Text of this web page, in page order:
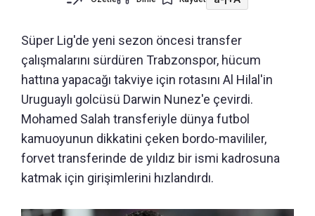
Süper Lig'de yeni sezon öncesi transfer
çalışmalarını sürdüren Trabzonspor, hücum
hattına yapacağı takviye için rotasını Al Hilal'in
Uruguaylı golcüsü Darwin Nunez'e çevirdi.
Mohamed Salah transferiyle dünya futbol
kamuoyunun dikkatini çeken bordo-mavililer,
forvet transferinde de yıldız bir ismi kadrosuna
katmak için girişimlerini hızlandırdı.